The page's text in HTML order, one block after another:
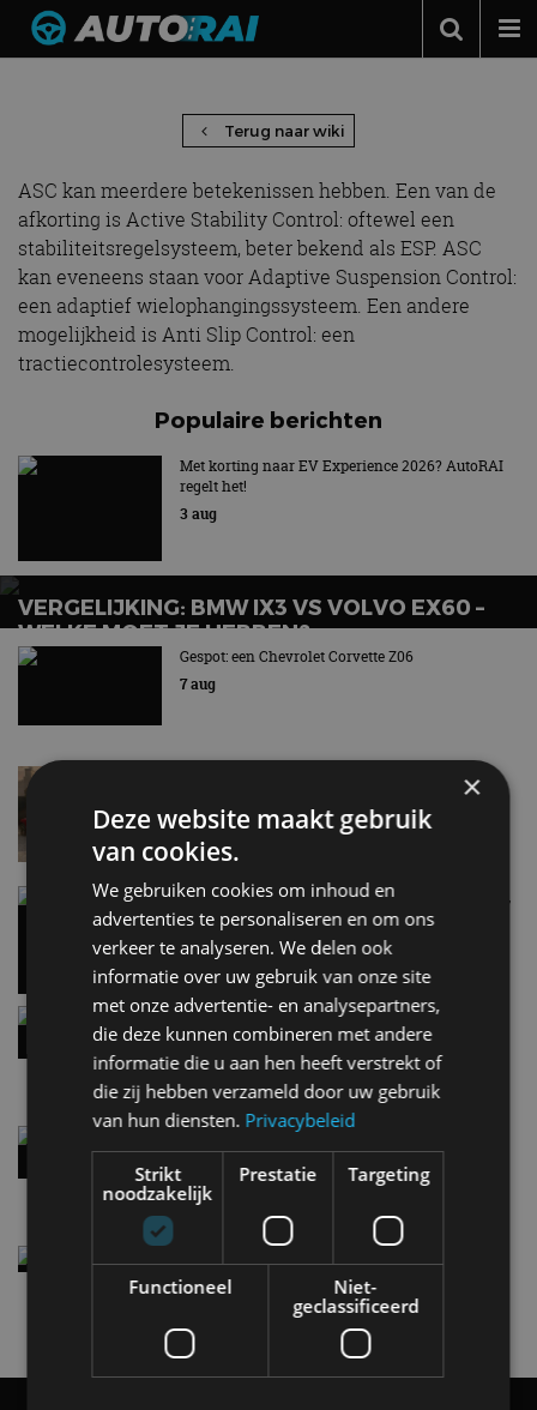
Automerken
Adverteren
Contact
MotorRAI.nl
ASC – Active Stability Control
Terug naar wiki
ASC kan meerdere betekenissen hebben. Een van de
afkorting is Active Stability Control: oftewel een
stabiliteitsregelsysteem, beter bekend als ESP. ASC
kan eveneens staan voor Adaptive Suspension Control:
een adaptief wielophangingssysteem. Een andere
mogelijkheid is Anti Slip Control: een
tractiecontrolesysteem.
Populaire berichten
Met korting naar EV Experience 2026? AutoRAI
regelt het!
3 aug
VERGELIJKING: BMW IX3 VS VOLVO EX60 –
WELKE MOET JE HEBBEN?
Gespot: een Chevrolet Corvette Z06
7 aug
Lamborghini Revuelto eert 60 jaar Miura met
6 aug
Carbon fibre op je laadkabel: nergens voor nodig,
en precies daarom geweldig
5 aug
Hennessey Blackbird krijgt atmosferische V8 en
handbak: soms is eenvoud leuker
5 aug
Audi A2 e-Tron mikt op verbruik van 12,8 kWh
per 100 kilometer
4 aug
als een Renault Twingo
×
Deze website maakt gebruik
van cookies.
We gebruiken cookies om inhoud en
advertenties te personaliseren en om ons
verkeer te analyseren. We delen ook
informatie over uw gebruik van onze site
met onze advertentie- en analysepartners,
die deze kunnen combineren met andere
informatie die u aan hen heeft verstrekt of
die zij hebben verzameld door uw gebruik
van hun diensten. Privacybeleid
Strikt
noodzakelijk
Prestatie Targeting
Functioneel
Niet-
geclassificeerd